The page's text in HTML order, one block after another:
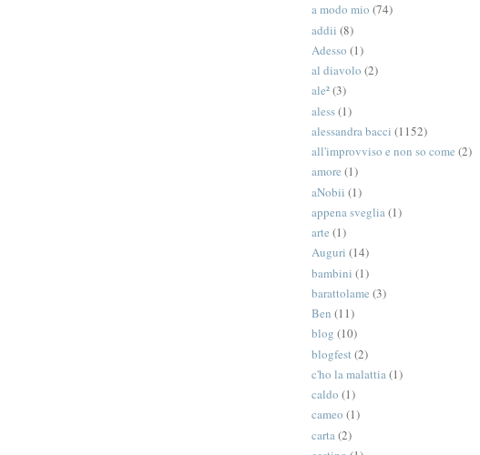
a modo mio (74)
addii (8)
Adesso (1)
al diavolo (2)
ale²(3)
aless(1)
alessandra bacci (1152)
all'improvviso e non so come (2)
amore (1)
aNobii (1)
appena sveglia(1)
arte (1)
Auguri (14)
bambini (1)
barattolame (3)
Ben (11)
blog (10)
blogfest (2)
c'ho la malattia(1)
caldo (1)
cameo (1)
carta(2)